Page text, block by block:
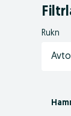
Rukn